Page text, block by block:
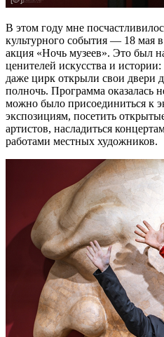
В этом году мне
культурного события — 18 мая
акция «Ночь музеев». Это был
ценителей искусства и
даже цирк открыли свои двери
полночь. Программа оказалась
можно было присоединиться к
экспозициям, посетить
артистов, насладиться
работами местных художников.